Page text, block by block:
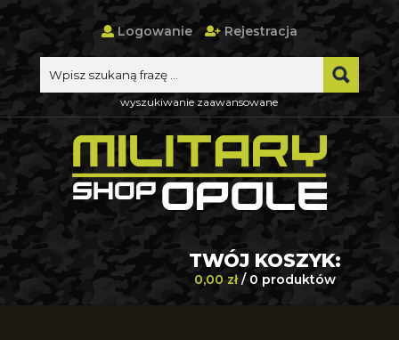
Logowanie Rejestracja
wyszukiwanie zaawansowane
TWÓJ KOSZYK:
0,00 zł/ 0 produktów